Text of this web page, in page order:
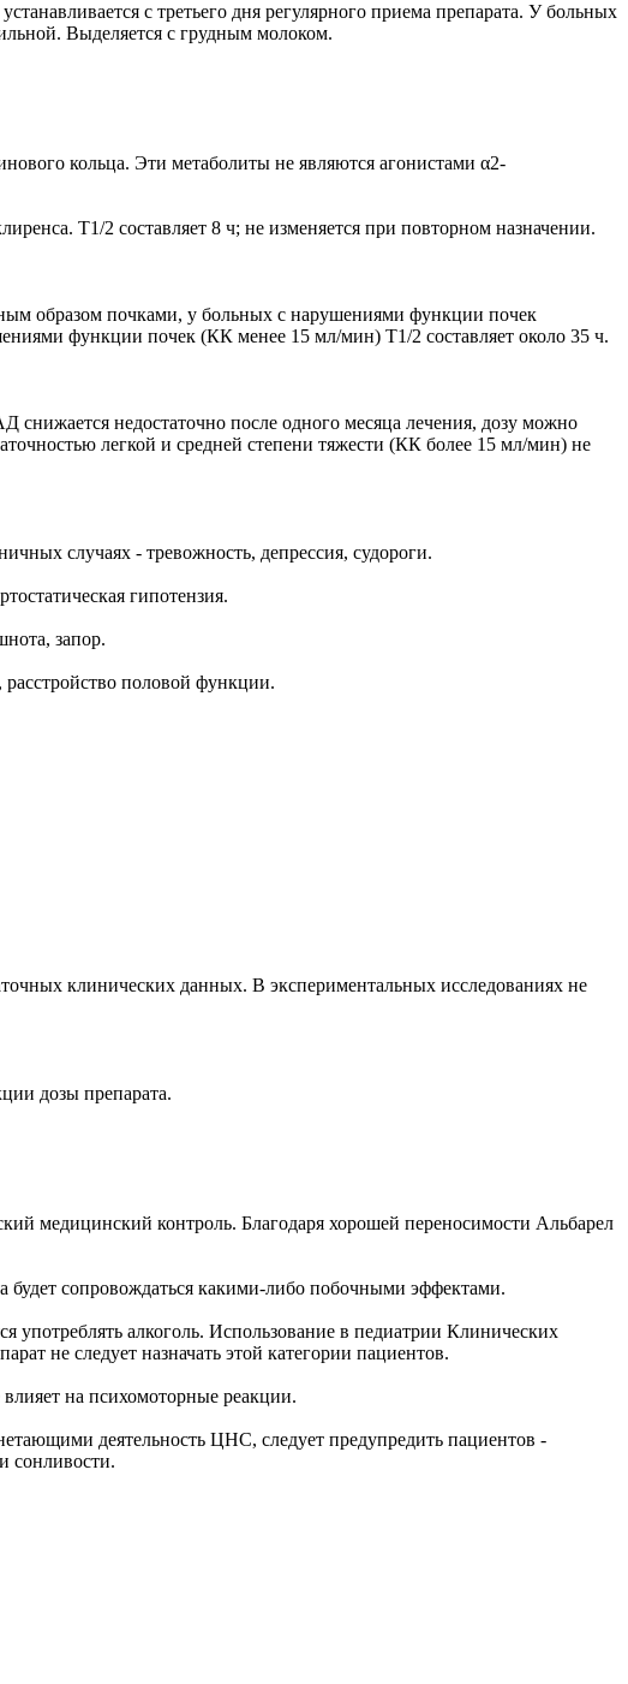
с третьего дня регулярного приема препарата. У больных
Выделяется с грудным молоком.
кольца. Эти метаболиты не являются агонистами α2-
T1/2 составляет 8 ч; не изменяется при повторном назначении.
образом почками, у больных с нарушениями функции почек
функции почек (КК менее 15 мл/мин) T1/2 составляет около 35 ч.
снижается недостаточно после одного месяца лечения, дозу можно
легкой и средней степени тяжести (КК более 15 мл/мин) не
случаях - тревожность, депрессия, судороги.
гипотензия.
запор.
половой функции.
клинических данных. В экспериментальных исследованиях не
дозы препарата.
медицинский контроль. Благодаря хорошей переносимости Альбарел
будет сопровождаться какими-либо побочными эффектами.
употреблять алкоголь. Использование в педиатрии Клинических
не следует назначать этой категории пациентов.
на психомоторные реакции.
деятельность ЦНС, следует предупредить пациентов -
сонливости.